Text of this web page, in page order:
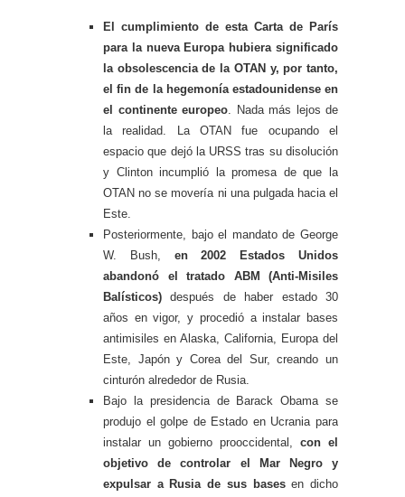
El cumplimiento de esta Carta de París
para la nueva Europa hubiera significado
la obsolescencia de la OTAN y, por tanto,
el fin de la hegemonía estadounidense en
el continente europeo . Nada más lejos de
la realidad. La OTAN fue ocupando el
espacio que dejó la URSS tras su disolución
y Clinton incumplió la promesa de que la
OTAN no se movería ni una pulgada hacia el
Este.
Posteriormente, bajo el mandato de George
W. Bush, en 2002 Estados Unidos
abandonó el tratado ABM (Anti-Misiles
Balísticos) después de haber estado 30
años en vigor, y procedió a instalar bases
antimisiles en Alaska, California, Europa del
Este, Japón y Corea del Sur, creando un
cinturón alrededor de Rusia.
Bajo la presidencia de Barack Obama se
produjo el golpe de Estado en Ucrania para
instalar un gobierno prooccidental, con el
objetivo de controlar el Mar Negro y
expulsar a Rusia de sus basesen dicho